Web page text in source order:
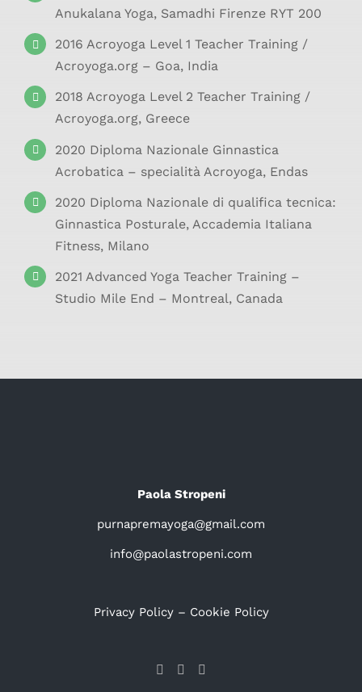
Anukalana Yoga, Samadhi Firenze RYT 200
2016 Acroyoga Level 1 Teacher Training /
Acroyoga.org – Goa, India
2018 Acroyoga Level 2 Teacher Training /
Acroyoga.org, Greece
2020 Diploma Nazionale Ginnastica
Acrobatica – specialità Acroyoga, Endas
2020 Diploma Nazionale di qualifica tecnica:
Ginnastica Posturale, Accademia Italiana
Fitness, Milano
2021 Advanced Yoga Teacher Training –
Studio Mile End – Montreal, Canada
Paola Stropeni
purnapremayoga@gmail.com
info@paolastropeni.com
Privacy Policy– Cookie Policy